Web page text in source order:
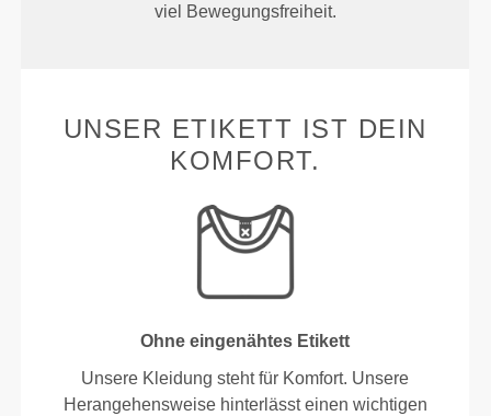
viel Bewegungsfreiheit.
UNSER ETIKETT IST DEIN
KOMFORT.
Ohne eingenähtes Etikett
Unsere Kleidung steht für Komfort. Unsere
Herangehensweise hinterlässt einen wichtigen